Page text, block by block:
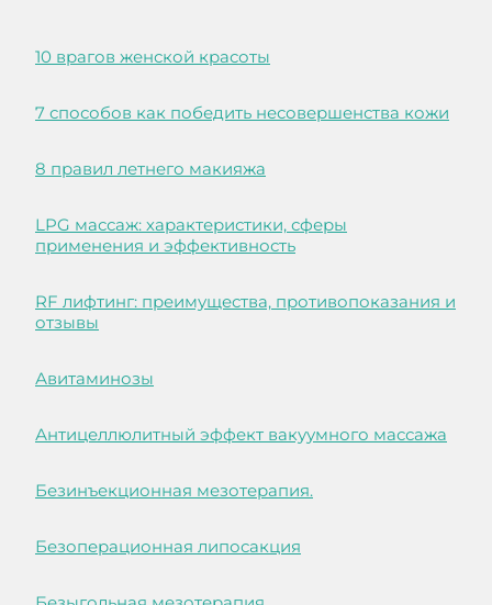
10 врагов женской красоты
7 способов как победить несовершенства кожи
8 правил летнего макияжа
LPG массаж: характеристики, сферы
применения и эффективность
RF лифтинг: преимущества, противопоказания и
отзывы
Авитаминозы
Антицеллюлитный эффект вакуумного массажа
Безинъекционная мезотерапия.
Безоперационная липосакция